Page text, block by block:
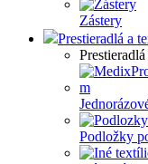
Zástery
Prestieradlá a
Podložky